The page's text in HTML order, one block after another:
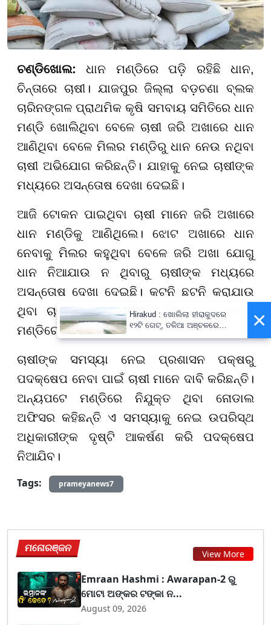
ଚଣ୍ଡିଖୋଲ: ଧାନ ମଣ୍ଡିରେ ପଡ଼ି ରହିଛି ଧାନ,
ଚିନ୍ତାରେ ଚାଷୀ। ଯାଜପୁର ଜିଲ୍ଲା ବଡ଼ଚଣା ବ୍ଲକ
ଚାରିନଙ୍ଗଳ ପ୍ରାଥମିକ କୃଷି ସମବାୟ ସମିତିରେ ଧାନ
ମଣ୍ଡି ଖୋଲିଥିବା ବେଳେ ଚାଷୀ ଜରି ଅଖାରେ ଧାନ
ଆଣିଥିବା ବେଳେ ମିଲର ମଣ୍ଡିରୁ ଧାନ ନେଉ ନଥିବା
ଚାଷୀ ଅଭିଯୋଗ କରିଛନ୍ତି। ଯାହାକୁ ନେଇ ଚାଷୀଙ୍କ
ମଧ୍ୟରେ ଅସନ୍ତୋଷ ଦେଖା ଦେଇଛି।
ଆଜି ଟୋକନ ପାଇଥିବା ଚାଷୀ ମାନେ ଜରି ଅଖାରେ
ଧାନ ମଣ୍ଡିକୁ ଆଣିଥିଲେ। ଝୋଟ ଅଖାରେ ଧାନ
ନେବାକୁ ମିଲର କହୁଥିବା ବେଳେ ଜରି ଅଖା ଯୋଗୁ
ଧାନ ନିଆଯାଉ ନ ଥିବାରୁ ଚାଷୀଙ୍କ ମଧ୍ୟରେ
ଅସନ୍ତୋଷ ଦେଖା ଦେଇଛି। କଟନି ଛଟନି କରାଯାଉ
ଥିବା ଚାଷୀ ଅଭିଯୋଗ କରିଛନ୍ତି। ଯାହାକୁ ନେଇ
ମଣ୍ଡିରେ ଧାନ ପଡ଼ି ରହିଛି।
ଚାଷୀଙ୍କ ସମସ୍ୟା ନେଇ ପ୍ରଶାସନ ପକ୍ଷରୁ
ପଦକ୍ଷେପ ନେବା ପାଇଁ ଚାଷୀ ମାନେ ଦାବି କରିଛନ୍ତି।
ଅନ୍ୟପଟେ ମଣ୍ଡିରେ ନିଯୁକ୍ତ ଥିବା ନୋଡାଲ
ଅଫିସର କହିଛନ୍ତି ଏ ସମସ୍ୟାକୁ ନେଇ ଉପରିସ୍ଥ
ଅଧିକାରୀଙ୍କ ଦୃଷ୍ଟି ଆକର୍ଷଣ କରି ପଦକ୍ଷେପ
ନିଆଯିବ।
Tags:
prameyanews7
ମନୋରଞ୍ଜନ View More
Emraan Hashmi : Awarapan-2 ରୁ
ମୋଟା ଅଙ୍କର ଟଙ୍କା ନ...
August 09, 2026
×
Hirakud : ଖୋଲିଲା ହୀରାକୁଦରେ
୧୨ଟି ଗେଟ୍‌, ତଳିଆ ଅଞ୍ଚଳରେ
ବନ୍ୟା ନେଇ ଆଲର୍ଟ !